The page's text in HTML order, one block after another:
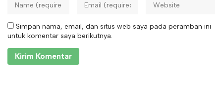
Simpan nama, email, dan situs web saya pada peramban ini
untuk komentar saya berikutnya.